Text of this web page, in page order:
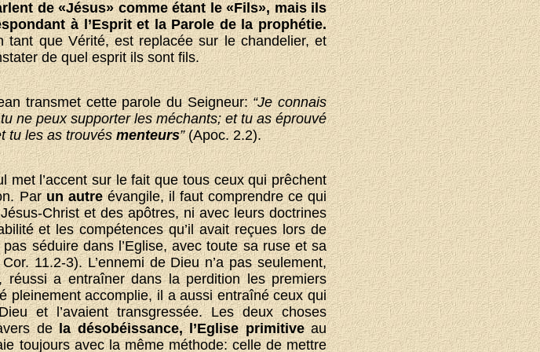
de «Jésus» comme étant le «Fils», mais ils
à l’Esprit et la Parole de la prophétie.
que Vérité, est replacée sur le chandelier, et
de quel esprit ils sont fils.
transmet cette parole du Seigneur:“Je connais
ne peux supporter les méchants; et tu as éprouvé
tu les as trouvésmenteurs”(Apoc. 2.2).
met l’accent sur le fait que tous ceux qui prêchent
Parun autreévangile, il faut comprendre ce qui
Christ et des apôtres, ni avec leurs doctrines
et les compétences qu’il avait reçues lors de
séduire dans l’Eglise, avec toute sa ruse et sa
11.2-3). L’ennemi de Dieu n’a pas seulement,
réussi a entraîner dans la perdition les premiers
pleinement accomplie, il a aussi entraîné ceux qui
et l’avaient transgressée. Les deux choses
dela désobéissance, l’Eglise primitiveau
toujours avec la même méthode: celle de mettre